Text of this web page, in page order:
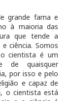
grande fama e
à maioria das
que tende a
ciência. Somos
cientista é um
de quaisquer
por isso e pelo
e capaz de
o cientista está